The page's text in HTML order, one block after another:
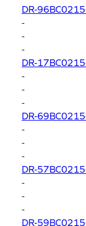
DR-
-
-
-
DR-
-
-
-
DR-
-
-
-
DR-
-
-
-
DR-